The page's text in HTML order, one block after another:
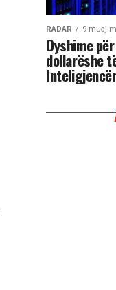
RADAR 9 muaj
Dyshime
dollarëshe